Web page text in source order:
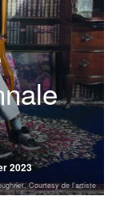
2023
Courtesy de l’artiste